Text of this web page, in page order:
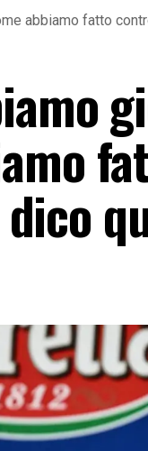
abbiamo fatto